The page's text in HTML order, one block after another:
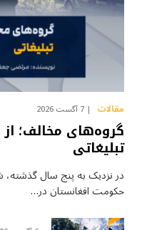
مقالات 7 آگست 2026
گروه‌های مخالف؛
تبلیغاتی
در نزدیک به پنج سال
حکومت افغانستان در…